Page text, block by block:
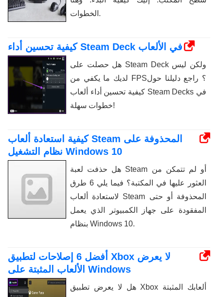
الخطوات.
كيفية تحسين أداء Steam Deck في الألعاب
هل حصلت على Steam Deck ولكن ليس
لديك ما يكفي من FPS؟ راجع دليلنا حول
كيفية تحسين أداء ألعاب Steam Decks في
خطوات سهلة!
كيفية استعادة ألعاب Steam المحذوفة على
نظام التشغيل Windows 10
هل حذفت لعبة Steam أو لم تتمكن من
العثور عليها في المكتبة؟ فيما يلي 6 طرق
لاستعادة ألعاب Steam المحذوفة أو حتى
المفقودة على جهاز الكمبيوتر الذي يعمل
بنظام Windows 10.
أفضل 6 إصلاحات لتطبيق Xbox لا يعرض
الألعاب المثبتة على Windows
هل لا يعرض تطبيق Xbox ألعابك المثبتة